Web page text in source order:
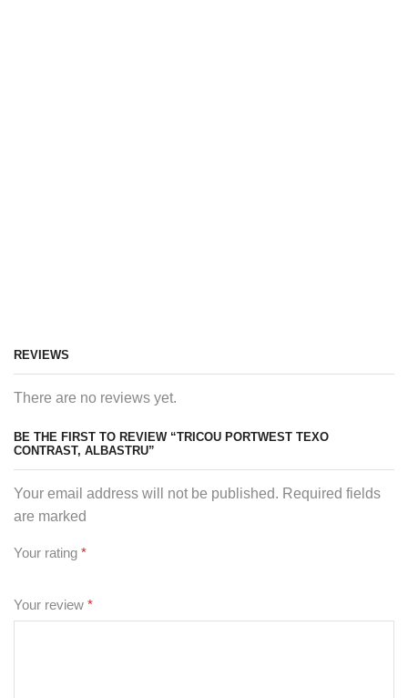
REVIEWS
There are no reviews yet.
BE THE FIRST TO REVIEW “TRICOU PORTWEST TEXO
CONTRAST, ALBASTRU”
Your email address will not be published. Required fields
are marked
Your rating *
Your review *